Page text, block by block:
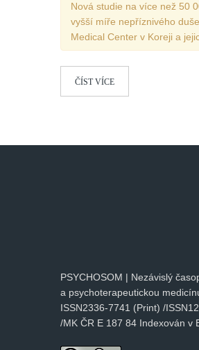
Nová studie na více než 50
vyšší míře nepříznivého
Medical Center v Koreji a
ČÍST VÍCE
PSYCHOSOM | Nezávislý
a psychoterapeutickou
ISSN2336-7741 (Print) /
/MK ČR E 187 84 Indexován v